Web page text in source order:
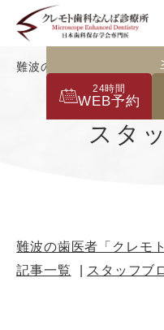
難波の歯医者「クレモト
スタ
難波の歯医者「クレモ
記事一覧
スタッフブ
WEB予約
24時間